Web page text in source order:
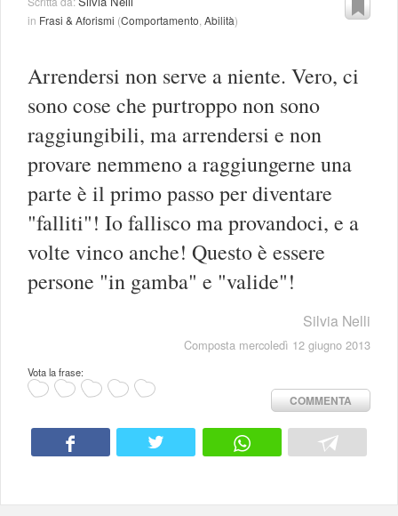
in Frasi & Aforismi (Comportamento Abilità)
Arrendersi non serve a niente. Vero, ci
sono cose che purtroppo non sono
raggiungibili, ma arrendersi e non
provare nemmeno a raggiungerne una
parte è il primo passo per diventare
"falliti"! Io fallisco ma provandoci, e a
volte vinco anche! Questo è essere
persone "in gamba" e "valide"!
Silvia Nelli
Composta mercoledì 12 giugno 2013
Vota la frase:
COMMENTA